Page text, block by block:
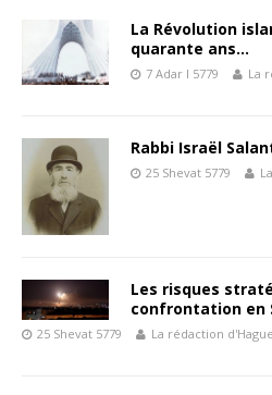
La Révolution
quarante ans…
7 Adar I 5779 La
Rabbi Israël
25 Shevat 5779
Les risques
confrontation en
25 Shevat 5779 La rédaction